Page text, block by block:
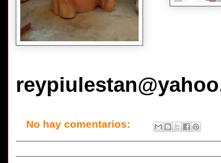
No hay comentarios: